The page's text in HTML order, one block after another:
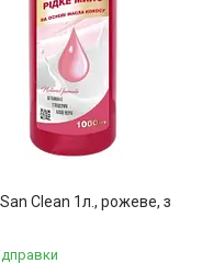
Clean 1л., рожеве, з